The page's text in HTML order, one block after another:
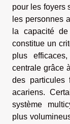
pour les foyers
les personnes
la capacité
constitue un
plus
centrale grâce
des particules
acariens.
système
plus